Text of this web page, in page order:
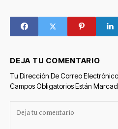
DEJA TU COMENTARIO
Tu Dirección De Correo
Campos Obligatorios Están